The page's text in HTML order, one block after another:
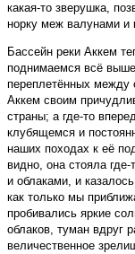
какая-то зверушка,
норку меж валунами и
Бассейн реки Аккем
поднимаемся всё
переплетённых
Аккем своим
страны; а где-то
клубящемся и
наших походах к её
видно, она стояла
и облаками, и
как только мы
пробивались яркие
облаков, туман вдруг
величественное